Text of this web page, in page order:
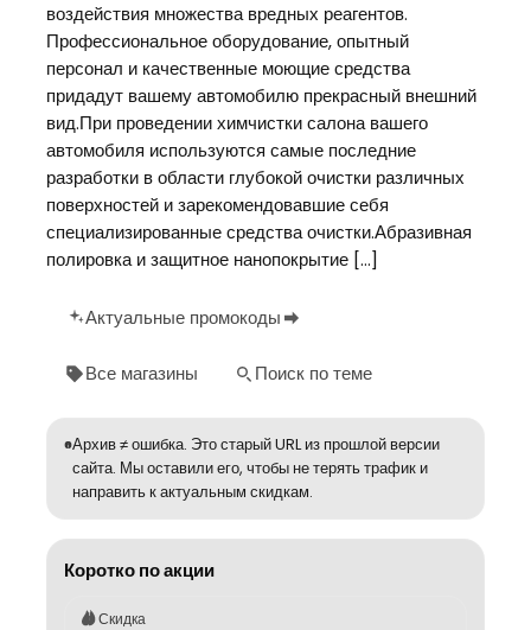
воздействия множества вредных реагентов.
Профессиональное оборудование, опытный
персонал и качественные моющие средства
придадут вашему автомобилю прекрасный внешний
вид.При проведении химчистки салона вашего
автомобиля используются самые последние
разработки в области глубокой очистки различных
поверхностей и зарекомендовавшие себя
специализированные средства очистки.Абразивная
полировка и защитное нанопокрытие […]
Актуальные промокоды
Все магазины Поиск по теме
Архив ≠ ошибка. Это старый URL из прошлой версии
сайта. Мы оставили его, чтобы не терять трафик и
направить к актуальным скидкам.
Коротко по акции
Скидка